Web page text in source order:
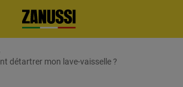
détartrer mon lave-vaisselle ?